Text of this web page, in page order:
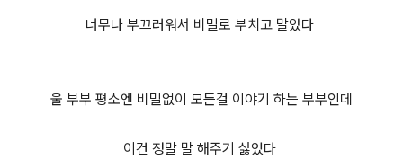
너무나 부끄러워서 비밀로 부치고 말았다
울 부부 평소엔 비밀없이 모든걸 이야기 하는 부부인데
이건 정말 말 해주기 싫었다